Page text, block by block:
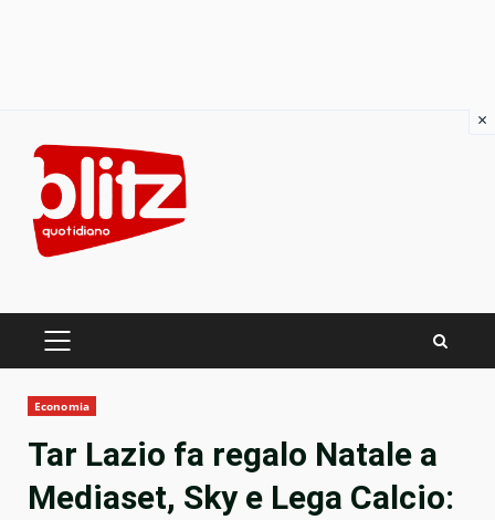
content
PRIMARY
Economia
Tar Lazio fa regalo Natale a
Mediaset, Sky e Lega Calcio:
×